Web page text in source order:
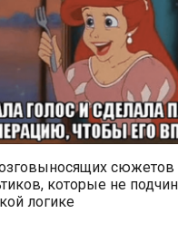
сюжетов
которые не
логике